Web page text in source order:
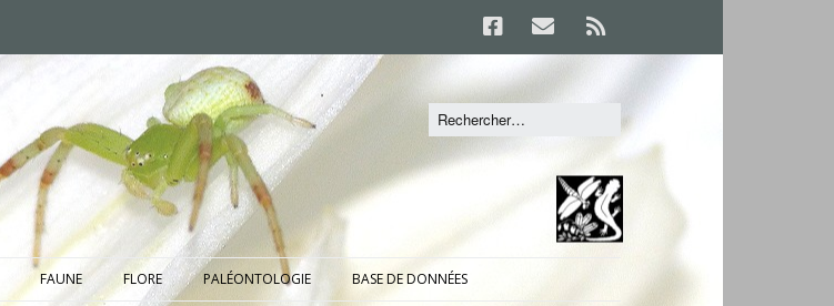
FAUNE FLORE PALÉONTOLOGIE BASE DE DONNÉES